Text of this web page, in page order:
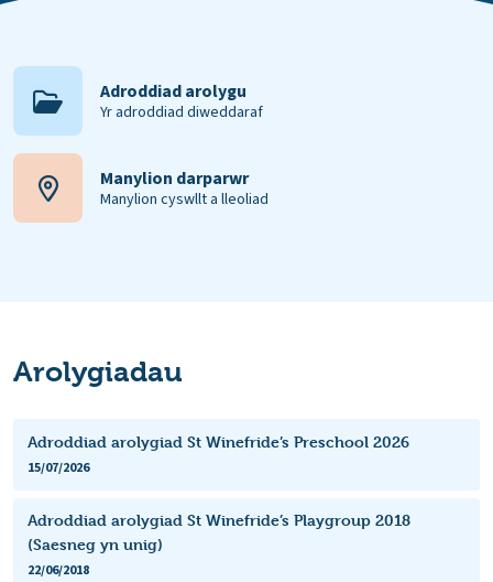
Adroddiad arolygu
Yr adroddiad diweddaraf
Manylion darparwr
Manylion cyswllt a lleoliad
Arolygiadau
Adroddiad arolygiad St Winefride’s Preschool 2026
15/07/2026
Adroddiad arolygiad St Winefride’s Playgroup 2018
(Saesneg yn unig)
22/06/2018